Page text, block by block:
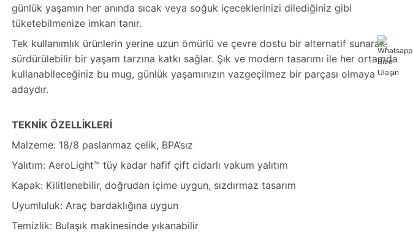
günlük yaşamın her anında sıcak veya soğuk içeceklerinizi dilediğiniz gibi
tüketebilmenize imkan tanır.
Tek kullanımlık ürünlerin yerine uzun ömürlü ve çevre dostu bir alternatif sunarak,
sürdürülebilir bir yaşam tarzına katkı sağlar. Şık ve modern tasarımı ile her ortamda
kullanabileceğiniz bu mug, günlük yaşamınızın vazgeçilmez bir parçası olmaya
adaydır.
TEKNİK ÖZELLİKLERİ
Malzeme: 18/8 paslanmaz çelik, BPA’sız
Yalıtım: AeroLight™ tüy kadar hafif çift cidarlı vakum yalıtım
Kapak: Kilitlenebilir, doğrudan içime uygun, sızdırmaz tasarım
Uyumluluk: Araç bardaklığına uygun
Temizlik: Bulaşık makinesinde yıkanabilir